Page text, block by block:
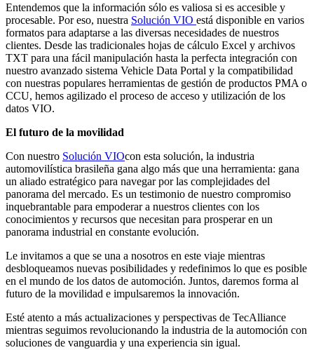
Entendemos que la información sólo es valiosa si es accesible y
procesable. Por eso, nuestra Solución VIO está disponible en varios
formatos para adaptarse a las diversas necesidades de nuestros
clientes. Desde las tradicionales hojas de cálculo Excel y archivos
TXT para una fácil manipulación hasta la perfecta integración con
nuestro avanzado sistema Vehicle Data Portal y la compatibilidad
con nuestras populares herramientas de gestión de productos PMA o
CCU, hemos agilizado el proceso de acceso y utilización de los
datos VIO.
El futuro de la movilidad
Con nuestro Solución VIOcon esta solución, la industria
automovilística brasileña gana algo más que una herramienta: gana
un aliado estratégico para navegar por las complejidades del
panorama del mercado. Es un testimonio de nuestro compromiso
inquebrantable para empoderar a nuestros clientes con los
conocimientos y recursos que necesitan para prosperar en un
panorama industrial en constante evolución.
Le invitamos a que se una a nosotros en este viaje mientras
desbloqueamos nuevas posibilidades y redefinimos lo que es posible
en el mundo de los datos de automoción. Juntos, daremos forma al
futuro de la movilidad e impulsaremos la innovación.
Esté atento a más actualizaciones y perspectivas de TecAlliance
mientras seguimos revolucionando la industria de la automoción con
soluciones de vanguardia y una experiencia sin igual.